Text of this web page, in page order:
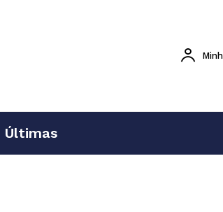
Últimas